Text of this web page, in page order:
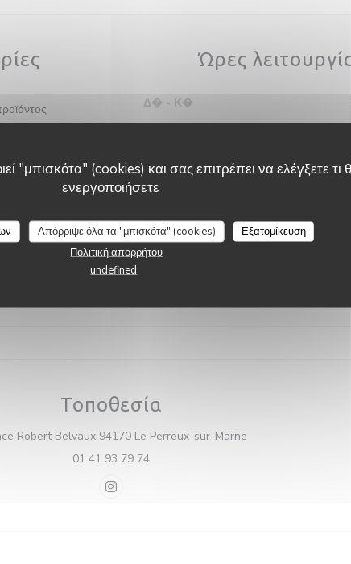
"μπισκότα" (cookies) και σας επιτρέπει να ελέγξετε τι
ενεργοποιήσετε
Απόρριψε όλα τα "μπισκότα" (cookies)
Εξατομίκευση
Πολιτική απορρήτου
undefined
Ώρες
Δ� - Κ�
Τοποθεσία
Robert Belvaux 94170 Le Perreux-sur-Marne((ανοίγει σε νέο
01 41 93 79 74
Instagram ((ανοίγει σε νέο παράθυρο))